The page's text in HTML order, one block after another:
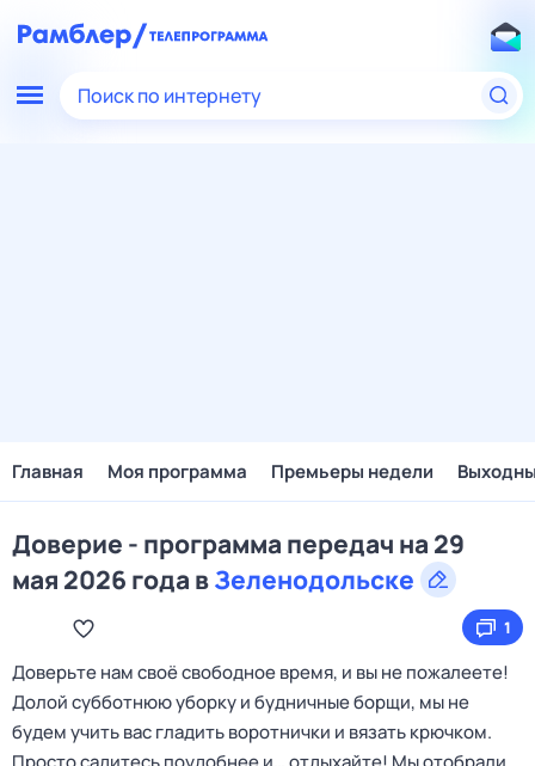
Поиск по интернету
Главная Моя программа Премьеры недели
Доверие - программа передач на 29
мая 2026 года вЗеленодольске
1
Доверьте нам своё свободное время, и вы не пожалеете!
Долой субботнюю уборку и будничные борщи, мы не
будем учить вас гладить воротнички и вязать крючком.